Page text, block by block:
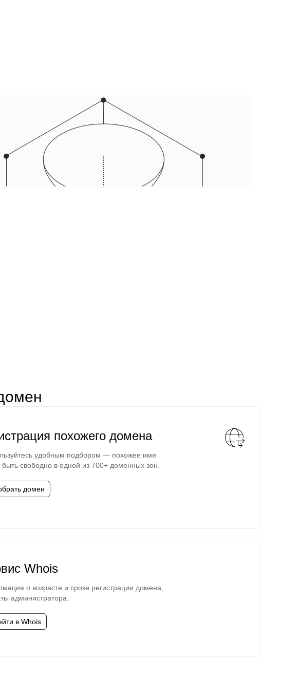
похожего домена
удобным подбором — похожее имя
свободно в одной из 700+ доменных зон.
домен
Whois
о возрасте и сроке регистрации домена,
администратора.
в Whois